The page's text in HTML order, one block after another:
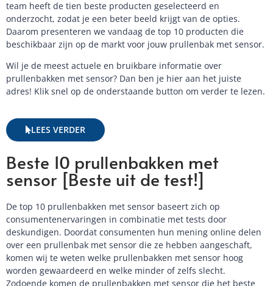
team heeft de tien beste producten geselecteerd en
onderzocht, zodat je een beter beeld krijgt van de opties.
Daarom presenteren we vandaag de top 10 producten die
beschikbaar zijn op de markt voor jouw prullenbak met sensor.
Wil je de meest actuele en bruikbare informatie over
prullenbakken met sensor? Dan ben je hier aan het juiste
adres! Klik snel op de onderstaande button om verder te lezen.
LEES VERDER
Beste 10 prullenbakken met
sensor [Beste uit de test!]
De top 10 prullenbakken met sensor baseert zich op
consumentenervaringen in combinatie met tests door
deskundigen. Doordat consumenten hun mening online delen
over een prullenbak met sensor die ze hebben aangeschaft,
komen wij te weten welke prullenbakken met sensor hoog
worden gewaardeerd en welke minder of zelfs slecht.
Zodoende komen de prullenbakken met sensor die het beste